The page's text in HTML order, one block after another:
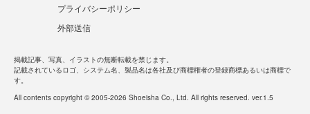
プライバシーポリシー
外部送信
掲載記事、写真、イラストの無断転載を禁じます。
記載されているロゴ、システム名、製品名は各社及び商標権者の登録商標あるいは商標で
す。
All contents copyright © 2005-2026 Shoeisha Co., Ltd. All rights reserved. ver.1.5